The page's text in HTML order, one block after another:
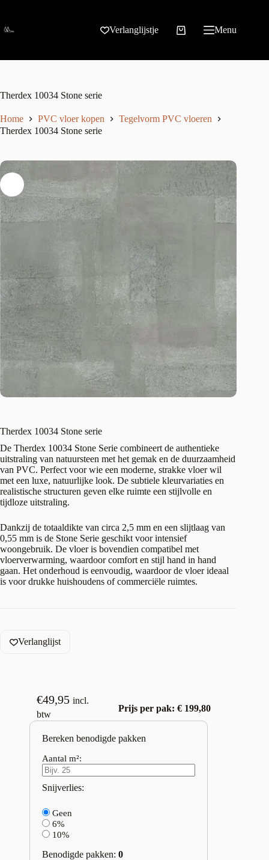
Verlanglijstje Menu
Therdex 10034 Stone serie
Home PVC vloer kopen
Tegelvorm PVC vloeren
Therdex 10034 Stone serie
Therdex 10034 Stone serie
De Therdex 10034 Stone Serie combineert de authentieke
uitstraling van natuursteen met het gemak en de duurzaamheid
van PVC. Perfect voor wie een moderne, strakke vloer wil
met een luxe, natuurlijke look. De subtiele kleurvariaties en
realistische structuren geven elke ruimte een stijlvolle en
tijdloze uitstraling.
Dankzij de totaaldikte van circa 2,5 mm en een slijtlaag van
0,55 mm is de Stone Serie geschikt voor intensief
woongebruik. De vloer is bovendien compatibel met
vloerverwarming, waardoor comfort en stijl hand in hand
gaan. Het onderhoud is eenvoudig, waardoor de vloer ideaal
is voor drukke huishoudens of commerciële ruimtes.
Verlanglijst
€49,95 incl.
btw
Prijs per pak: € 199,80
Bereken benodigde pakken
Aantal m²:
Snijverlies:
Geen
6%
10%
Benodigde pakken: 0